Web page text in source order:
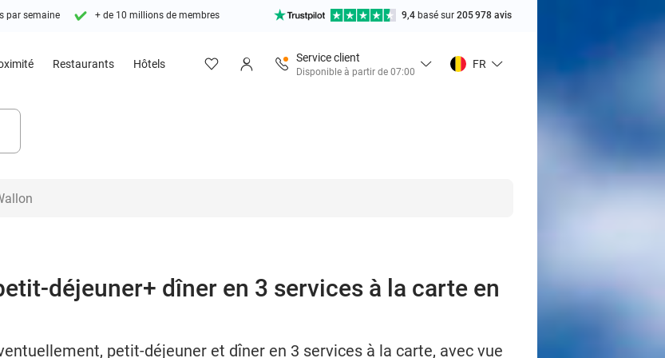
par semaine + de 10 millions de membres 9,4 basé sur 205 978 avis
Restaurants Hôtels
Service client
Disponible à partir de 07:00
FR
déjeuner+ dîner en 3 services à la carte en
petit-déjeuner et dîner en 3 services à la carte, avec vue